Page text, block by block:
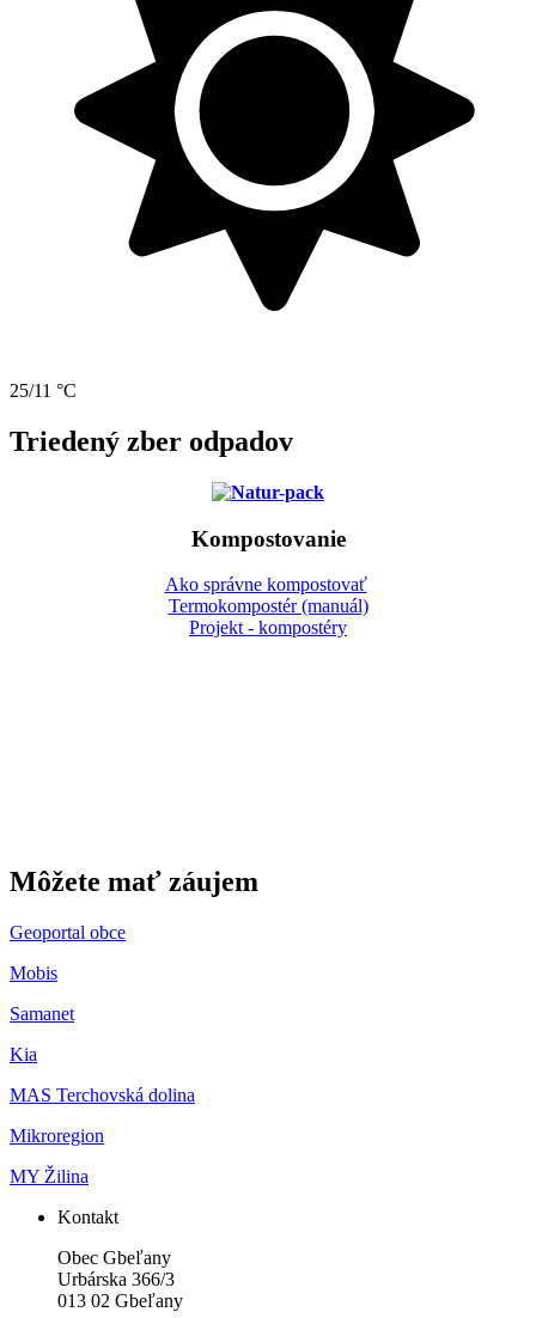
25/11 °C
Triedený zber odpadov
Kompostovanie
Ako správne kompostovať
Termokompostér (manuál)
Projekt - kompostéry
Môžete mať záujem
Geoportal obce
Mobis
Samanet
Kia
MAS Terchovská dolina
Mikroregion
MY Žilina
Kontakt
Obec Gbeľany
Urbárska 366/3
013 02 Gbeľany